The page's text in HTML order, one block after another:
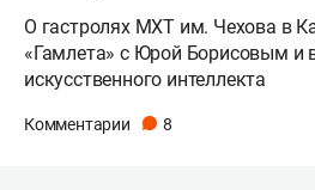
О гастролях МХТ им. Чехова в
«Гамлета» с Юрой Борисовым и
искусственного интеллекта
Комментарии 8